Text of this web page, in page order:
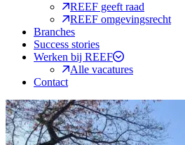
REEF geeft raad
REEF omgevingsrecht
Branches
Success stories
Werken bij REEF
Alle vacatures
Contact